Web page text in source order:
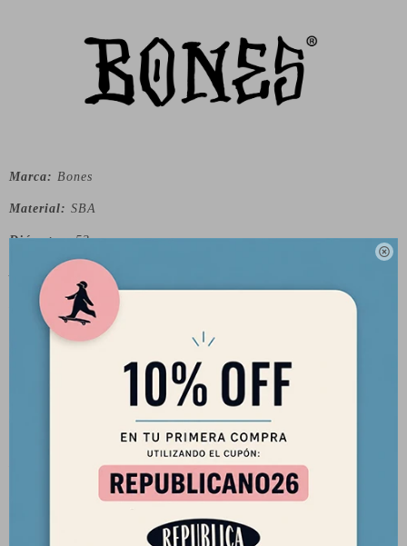

Marca: Bones
Material: SBA
Diámetro:53mm
Ancho:
Dureza: 100a
Uso sugerido:Street
Smooth
SOBRE LA MARCA:
La marca de skate "Bones" tiene una rica historia que se
remonta a la década de 1970 y ha desempeñado un papel
skate. Fundada por George Powell y Stacy Peralta en 1978, la